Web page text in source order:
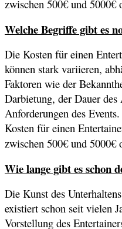
zwischen 500€ und 5000€
Welche Begriffe gibt es
Die Kosten für einen
können stark variieren,
Faktoren wie der
Darbietung, der Dauer
Anforderungen des
Kosten für einen
zwischen 500€ und 5000€
Wie lange gibt es schon
Die Kunst des
existiert schon seit vielen
Vorstellung des